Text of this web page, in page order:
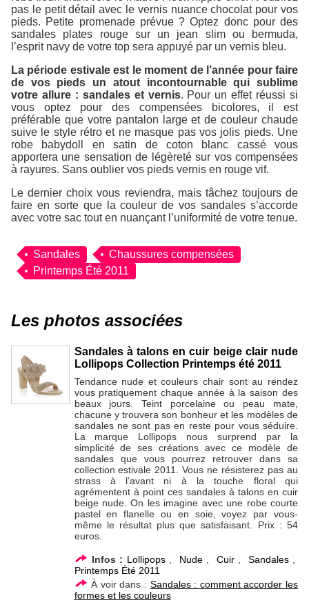
pas le petit détail avec le vernis nuance chocolat pour vos
pieds. Petite promenade prévue ? Optez donc pour des
sandales plates rouge sur un jean slim ou bermuda,
l’esprit navy de votre top sera appuyé par un vernis bleu.
La période estivale est le moment de l’année pour faire
de vos pieds un atout incontournable qui sublime
votre allure : sandales et vernis. Pour un effet réussi si
vous optez pour des compensées bicolores, il est
préférable que votre pantalon large et de couleur chaude
suive le style rétro et ne masque pas vos jolis pieds. Une
robe babydoll en satin de coton blanc cassé vous
apportera une sensation de légèreté sur vos compensées
à rayures. Sans oublier vos pieds vernis en rouge vif.
Le dernier choix vous reviendra, mais tâchez toujours de
faire en sorte que la couleur de vos sandales s’accorde
avec votre sac tout en nuançant l’uniformité de votre tenue.
Sandales
Chaussures compensées
Printemps Été 2011
Les photos associées
Sandales à talons en cuir beige clair nude
Lollipops Collection Printemps été 2011
Tendance nude et couleurs chair sont au rendez
vous pratiquement chaque année à la saison des
beaux jours. Teint porcelaine ou peau mate,
chacune y trouvera son bonheur et les modèles de
sandales ne sont pas en reste pour vous séduire.
La marque Lollipops nous surprend par la
simplicité de ses créations avec ce modèle de
sandales que vous pourrez retrouver dans sa
collection estivale 2011. Vous ne résisterez pas au
strass à l’avant ni à la touche floral qui
agrémentent à point ces sandales à talons en cuir
beige nude. On les imagine avec une robe courte
pastel en flanelle ou en soie, voyez par vous-
même le résultat plus que satisfaisant. Prix : 54
euros.
Infos : Lollipops, Nude, Cuir, Sandales,
Printemps Été 2011
À voir dans : Sandales : comment accorder les
formes et les couleurs